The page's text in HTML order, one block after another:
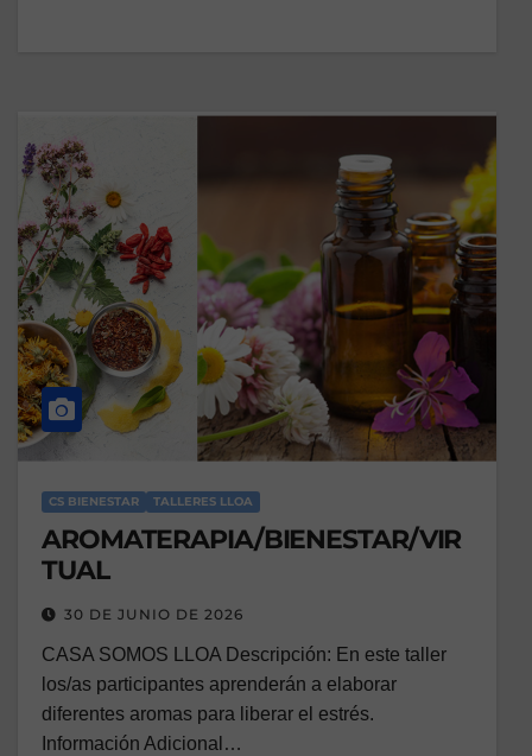
CS BIENESTAR TALLERES LLOA
AROMATERAPIA/BIENESTAR/VIR
TUAL
30 DE JUNIO DE 2026
CASA SOMOS LLOA Descripción: En este taller
los/as participantes aprenderán a elaborar
diferentes aromas para liberar el estrés.
Información Adicional…